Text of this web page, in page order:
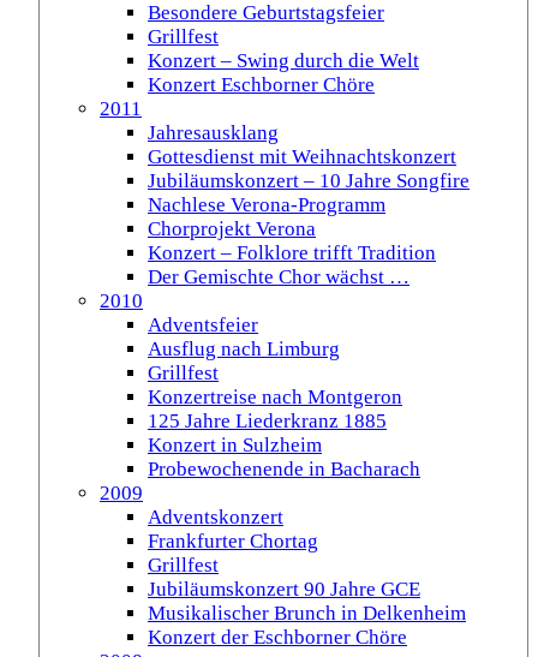
Besondere Geburtstagsfeier
Grillfest
Konzert – Swing durch die Welt
Konzert Eschborner Chöre
2011
Jahresausklang
Gottesdienst mit Weihnachtskonzert
Jubiläumskonzert – 10 Jahre Songfire
Nachlese Verona-Programm
Chorprojekt Verona
Konzert – Folklore trifft Tradition
Der Gemischte Chor wächst …
2010
Adventsfeier
Ausflug nach Limburg
Grillfest
Konzertreise nach Montgeron
125 Jahre Liederkranz 1885
Konzert in Sulzheim
Probewochenende in Bacharach
2009
Adventskonzert
Frankfurter Chortag
Grillfest
Jubiläumskonzert 90 Jahre GCE
Musikalischer Brunch in Delkenheim
Konzert der Eschborner Chöre